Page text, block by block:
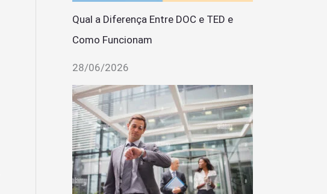
Qual a Diferença Entre DOC e TED e
Como Funcionam
28/06/2026